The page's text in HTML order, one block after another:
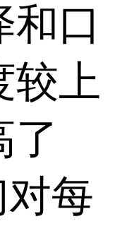
和口
较上
了
对每